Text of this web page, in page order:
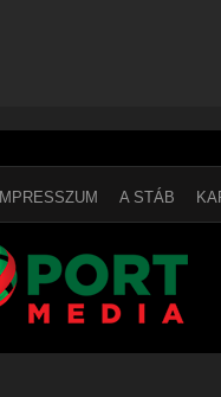
IMPRESSZUM A STÁB